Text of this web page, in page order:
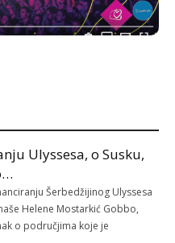
Ulyssesa, o Susku,
Šerbedžijinog Ulyssesa
Helene Mostarkić Gobbo,
o područjima koje je